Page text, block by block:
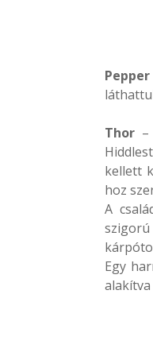
Thor
kellett
hoz
A
szigorú
Egy